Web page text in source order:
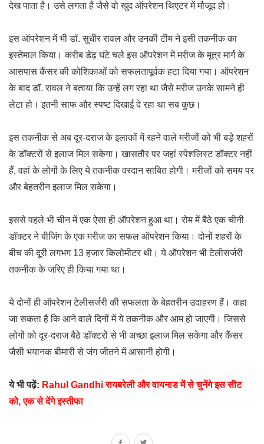
देख पाता है। उसे लगता है जैसे वो खुद ऑपरेशन थिएटर में मौजूद हो।
इस ऑपरेशन में भी डॉ. सुधीर रावल और उनकी टीम ने इसी तकनीक का
इस्तेमाल किया। करीब डेढ़ घंटे चले इस ऑपरेशन में मरीज के मूत्र मार्ग के
आसपास कैंसर की कोशिकाओं को सफलतापूर्वक हटा दिया गया। ऑपरेशन
के बाद डॉ. रावल ने बताया कि उन्हें लग रहा था जैसे मरीज उनके सामने ही
लेटा हो। इतनी साफ और स्पष्ट दिखाई दे रहा था सब कुछ।
इस तकनीक से अब दूर-दराज के इलाकों में रहने वाले मरीजों को भी बड़े शहरों
के डॉक्टरों से इलाज मिल सकेगा। खासतौर पर जहां स्पेशलिस्ट डॉक्टर नहीं
हैं, वहां के लोगों के लिए ये तकनीक वरदान साबित होगी। मरीजों को समय पर
और बेहतरीन इलाज मिल सकेगा।
इससे पहले भी चीन में एक ऐसा ही ऑपरेशन हुआ था। रोम में बैठे एक चीनी
डॉक्टर ने बीजिंग के एक मरीज का सफल ऑपरेशन किया। दोनों शहरों के
बीच की दूरी लगभग 13 हजार किलोमीटर थी। ये ऑपरेशन भी टेलीसर्जरी
तकनीक के जरिए ही किया गया था।
ये दोनों ही ऑपरेशन टेलीसर्जरी की सफलता के बेहतरीन उदाहरण हैं। कहा
जा सकता है कि आने वाले दिनों में ये तकनीक और आम हो जाएगी। जिससे
लोगों को दूर-दराज बैठे डॉक्टरों से भी अच्छा इलाज मिल सकेगा और कैंसर
जैसी भयानक बीमारी से जंग जीतने में आसानी होगी।
ये भी पढ़ें: Rahul Gandhi रायबरेली और वायनाड में से चुनेंगे इस सीट
को, एक से देंगे इस्तीफा